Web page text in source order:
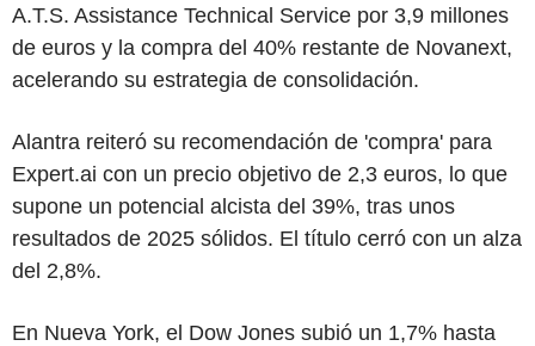
A.T.S. Assistance Technical Service por 3,9 millones
de euros y la compra del 40% restante de Novanext,
acelerando su estrategia de consolidación.
Alantra reiteró su recomendación de 'compra' para
Expert.ai con un precio objetivo de 2,3 euros, lo que
supone un potencial alcista del 39%, tras unos
resultados de 2025 sólidos. El título cerró con un alza
del 2,8%.
En Nueva York, el Dow Jones subió un 1,7% hasta